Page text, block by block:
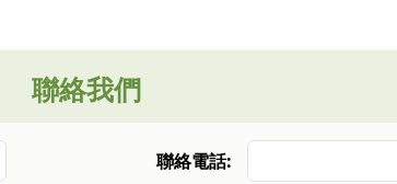
聯絡我們
聯絡電話: